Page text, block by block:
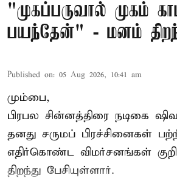
"முகப்பருவால் முகம்
பயந்தேன்" - மனம்
Published on: 05 Aug 2026, 10:41 am
மும்பை,
பிரபல சின்னத்திரை நடிகை
தனது சருமப் பிரச்சினைகள்
எதிர்கொண்ட விமர்சனங்கள்
திறந்து பேசியுள்ளார்.